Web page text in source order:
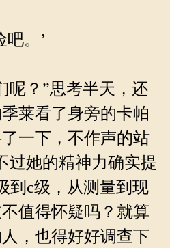
。’
？”思考半天，还
莱看了身旁的卡帕
一下，不作声的站
过她的精神力确实提
到c级，从测量到现
值得怀疑吗？就算
，也得好好调查下